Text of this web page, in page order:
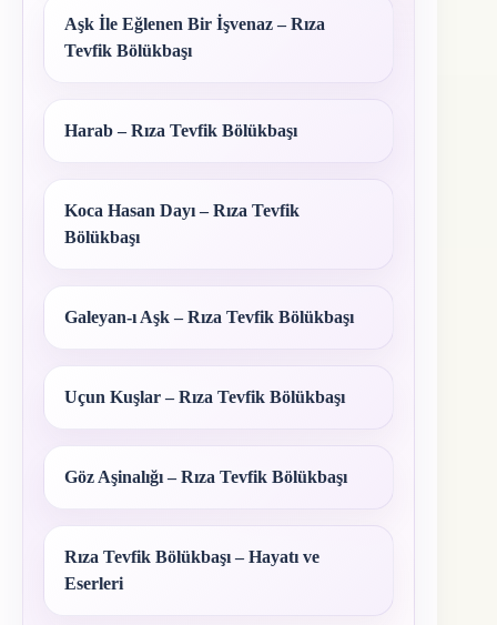
Aşk İle Eğlenen Bir İşvenaz – Rıza
Tevfik Bölükbaşı
Harab – Rıza Tevfik Bölükbaşı
Koca Hasan Dayı – Rıza Tevfik
Bölükbaşı
Galeyan-ı Aşk – Rıza Tevfik Bölükbaşı
Uçun Kuşlar – Rıza Tevfik Bölükbaşı
Göz Aşinalığı – Rıza Tevfik Bölükbaşı
Rıza Tevfik Bölükbaşı – Hayatı ve
Eserleri